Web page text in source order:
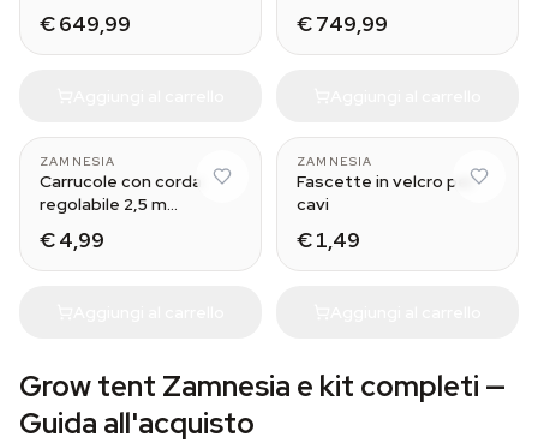
€ 649,99 € 749,99
ZAMNESIA
Carrucole con corda
regolabile 2,5 m
€ 4,99
ZAMNESIA
Fascette in velcro per
cavi
€ 1,49
Grow tent Zamnesia e kit completi —
Guida all'acquisto